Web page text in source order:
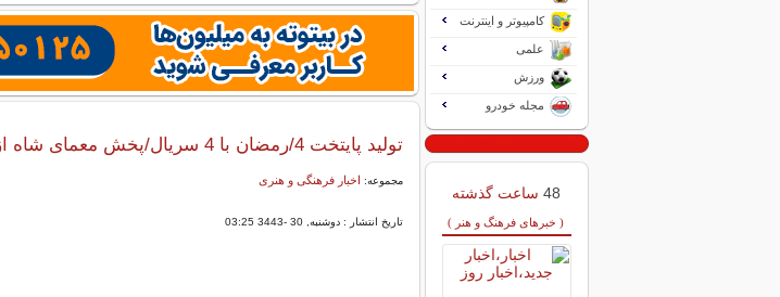
تولید پایتخت 4/رمضان با 4 سریال/پخش معمای شاه از مرداد ماه
مجموعه: اخبار فرهنگی و هنری
تاریخ انتشار : دوشنبه, 30 -3443 03:25
کامپیوتر و اینترنت
علمی
ورزش
مجله خودرو
48 ساعت گذشته
( خبرهای فرهنگ و هنر )